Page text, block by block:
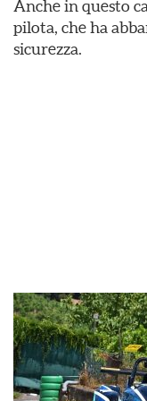
Anche in questo
pilota, che ha
sicurezza.